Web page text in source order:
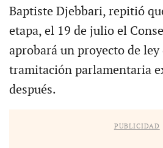
Baptiste Djebbari, repitió
etapa, el 19 de julio el
aprobará un proyecto de
tramitación parlamentaria
después.
PUBLICIDAD